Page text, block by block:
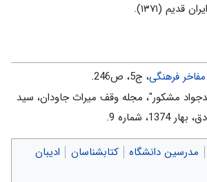
قدیم (۱۳۷۱).
فرهنگی، ج5، ص246.
مشكور"، مجله وقف ميراث جاودان، سيد
شماره 9.
مدرسین دانشگاه کتابشناسان
ادیبان